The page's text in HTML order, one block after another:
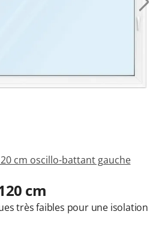
cm oscillo-battant gauche
cm
très faibles pour une isolation